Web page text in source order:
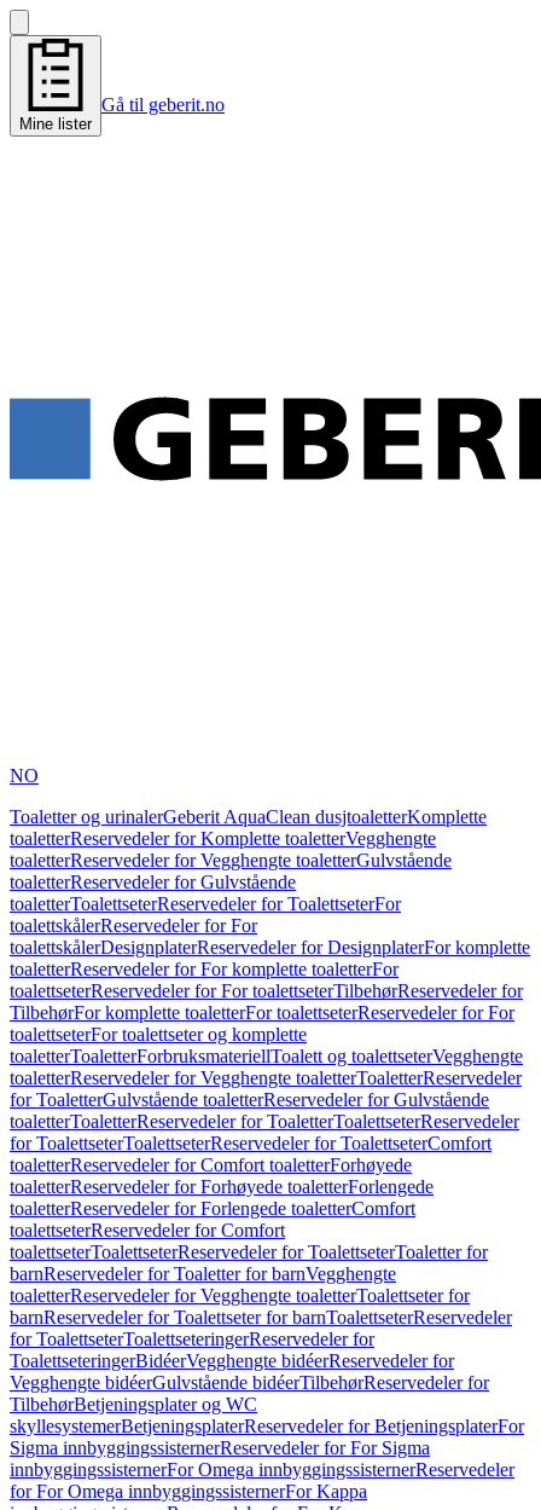
Mine lister
Gå til geberit.no
NO
Toaletter og urinalerGeberit AquaClean dusjtoaletterKomplette
toaletterReservedeler for Komplette toaletterVegghengte
toaletterReservedeler for Vegghengte toaletterGulvstående
toaletterReservedeler for Gulvstående
toaletterToalettseterReservedeler for ToalettseterFor
toalettskålerReservedeler for For
toalettskålerDesignplaterReservedeler for DesignplaterFor komplette
toaletterReservedeler for For komplette toaletterFor
toalettseterReservedeler for For toalettseterTilbehørReservedeler for
TilbehørFor komplette toaletterFor toalettseterReservedeler for For
toalettseterFor toalettseter og komplette
toaletterToaletterForbruksmateriellToalett og toalettseterVegghengte
toaletterReservedeler for Vegghengte toaletterToaletterReservedeler
for ToaletterGulvstående toaletterReservedeler for Gulvstående
toaletterToaletterReservedeler for ToaletterToalettseterReservedeler
for ToalettseterToalettseterReservedeler for ToalettseterComfort
toaletterReservedeler for Comfort toaletterForhøyede
toaletterReservedeler for Forhøyede toaletterForlengede
toaletterReservedeler for Forlengede toaletterComfort
toalettseterReservedeler for Comfort
toalettseterToalettseterReservedeler for ToalettseterToaletter for
barnReservedeler for Toaletter for barnVegghengte
toaletterReservedeler for Vegghengte toaletterToalettseter for
barnReservedeler for Toalettseter for barnToalettseterReservedeler
for ToalettseterToalettseteringerReservedeler for
ToalettseteringerBidéerVegghengte bidéerReservedeler for
Vegghengte bidéerGulvstående bidéerTilbehørReservedeler for
TilbehørBetjeningsplater og WC
skyllesystemerBetjeningsplaterReservedeler for BetjeningsplaterFor
Sigma innbyggingssisternerReservedeler for For Sigma
innbyggingssisternerFor Omega innbyggingssisternerReservedeler
for For Omega innbyggingssisternerFor Kappa